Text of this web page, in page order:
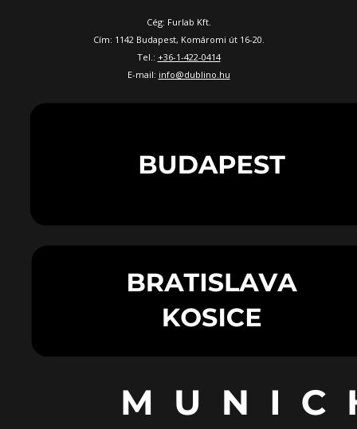
Cég: Furlab Kft.
Cím: 1142 Budapest, Komáromi út 16-20.
Tel.: +36-1-422-0414
E-mail: info@dublino.hu